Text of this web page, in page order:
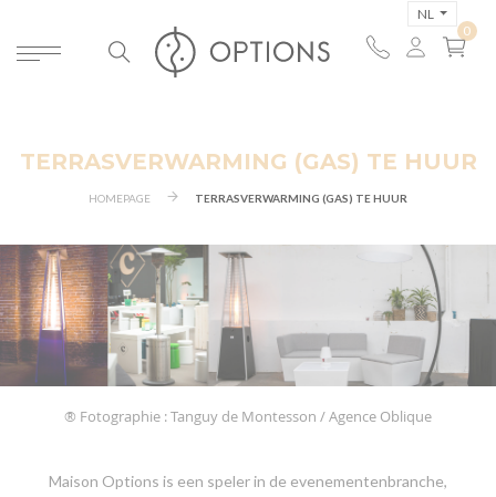
NL
TERRASVERWARMING (GAS) TE HUUR
HOMEPAGE TERRASVERWARMING (GAS) TE HUUR
® Fotographie : Tanguy de Montesson / Agence Oblique
Maison Options is een speler in de evenementenbranche,